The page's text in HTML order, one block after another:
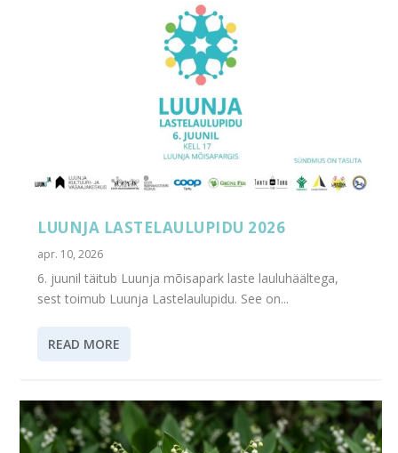
LUUNJA LASTELAULUPIDU 2026
apr. 10, 2026
6. juunil täitub Luunja mõisapark laste lauluhäältega,
sest toimub Luunja Lastelaulupidu. See on...
READ MORE